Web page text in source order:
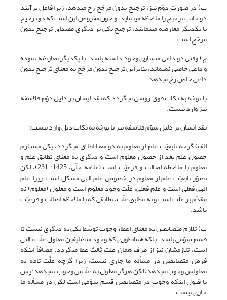
ب) در صورت دوّم نیز، ترجیح بدون مرجّح رخ می‏دهد، زیرا فاعل برآیند
دو جانب ترجیح را ملاحظه می‏نماید، و چون مفروض این است که دو ترجیح
با یکدیگر معارضه می‏نمایند، ترجیح یکی بر دیگری مصداق ترجیح بدون
مرجّح است.
ج) وقتی دو داعی متساوی وجود داشته باشد، با یکدیگر معارضه نموده
و داعی خاصی نمی‏ماند، بنابراین ترجیح بدون مرجّح به معنای ترجیح بدون
داعی خاص رخ می‏دهد.
با توجّه به نکات فوق روشن می‏گردد که نقد ایشان بر دلیل دوّم فلاسفه
نیز وارد نیست.
نقد ایشان بر دلیل سوّم فلاسفه نیز با توجّه به نکات ذیل وارد نیست:
الف) گرچه تابعیّت علم از معلوم به دو معنا اطلاق می‏گردد، یکی مستلزم
حصول علم بعد از حصول معلوم است و دیگری به معنای تطابق علم و
معلوم با ملاحظه اصالت و فرعیّت است (علامه حلّی، 1425: 231)، لکن
تصوّر تابعیّت علم از معلوم در خصوص علم الهی مشکل است، زیرا علم
الهی فعلی است و علم فعلی، علّت وجود معلوم است و معلول (معلوم) نه
مقدّم بر علّت است و نه مطابق علّت، تطابقی که با ملاحظه اصالت و فرعیّت
باشد.
ب) تلازم متضایفین به معنای اعطاء وجوب توسّط یکی به دیگری نیست تا
قسم سوّمی باشد، بلکه همان‏طوری که وجود متضایفین معلول علّت ثالثی
است، تلازم‏شان نیز از طرف همان علت ثالث عطا می‏گردد. مضافاً اینکه
فرض متضایفین در مسأله ما جاری نیست، زیرا گرچه علّت تامه به
معلولش وجوب می‏دهد، لکن هرگز معلول به علّتش وجوب نمی‏دهد؛ پس
با قبول اینکه وجوب در متضایفین قسم سوّمی است لکن در مسأله ما
جاری نیست.